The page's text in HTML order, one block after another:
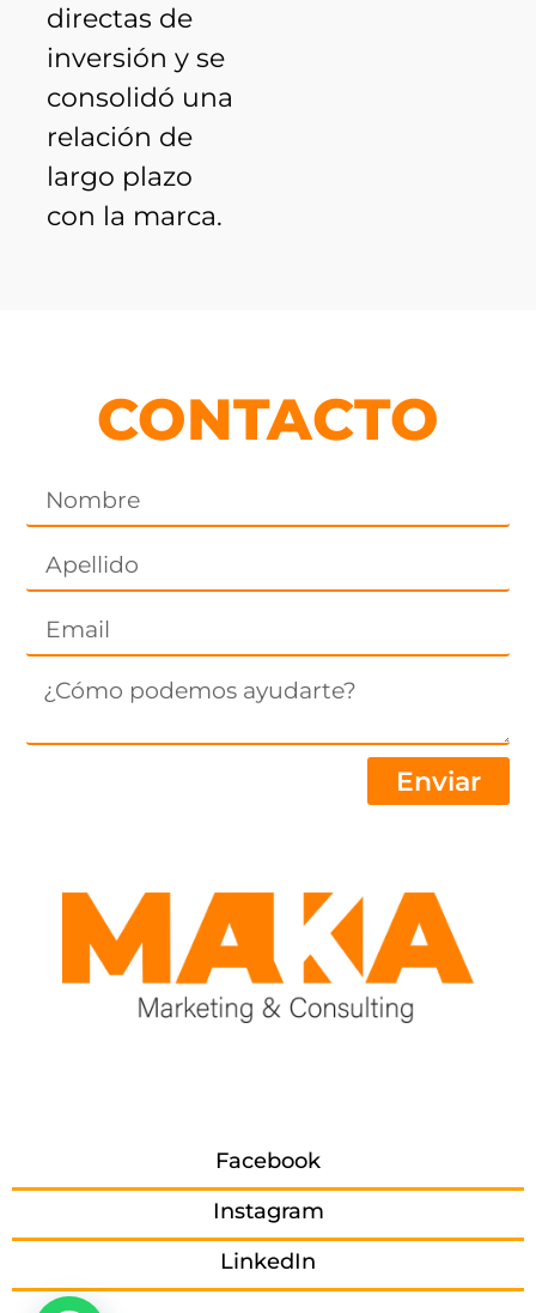
directas de
inversión y se
consolidó una
relación de
largo plazo
con la marca.
CONTACTO
Enviar
Facebook
Instagram
LinkedIn